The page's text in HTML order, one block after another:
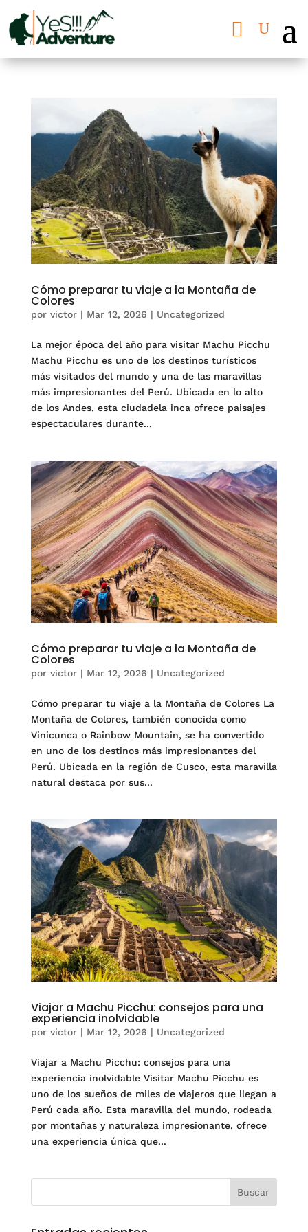
Cómo preparar tu viaje a la Montaña de
Colores
por victor| Mar 12, 2026 | Uncategorized
La mejor época del año para visitar Machu Picchu
Machu Picchu es uno de los destinos turísticos
más visitados del mundo y una de las maravillas
más impresionantes del Perú. Ubicada en lo alto
de los Andes, esta ciudadela inca ofrece paisajes
espectaculares durante...
Cómo preparar tu viaje a la Montaña de
Colores
por victor| Mar 12, 2026 | Uncategorized
Cómo preparar tu viaje a la Montaña de Colores La
Montaña de Colores, también conocida como
Vinicunca o Rainbow Mountain, se ha convertido
en uno de los destinos más impresionantes del
Perú. Ubicada en la región de Cusco, esta maravilla
natural destaca por sus...
Viajar a Machu Picchu: consejos para una
experiencia inolvidable
por victor| Mar 12, 2026 | Uncategorized
Viajar a Machu Picchu: consejos para una
experiencia inolvidable Visitar Machu Picchu es
uno de los sueños de miles de viajeros que llegan a
Perú cada año. Esta maravilla del mundo, rodeada
por montañas y naturaleza impresionante, ofrece
una experiencia única que...